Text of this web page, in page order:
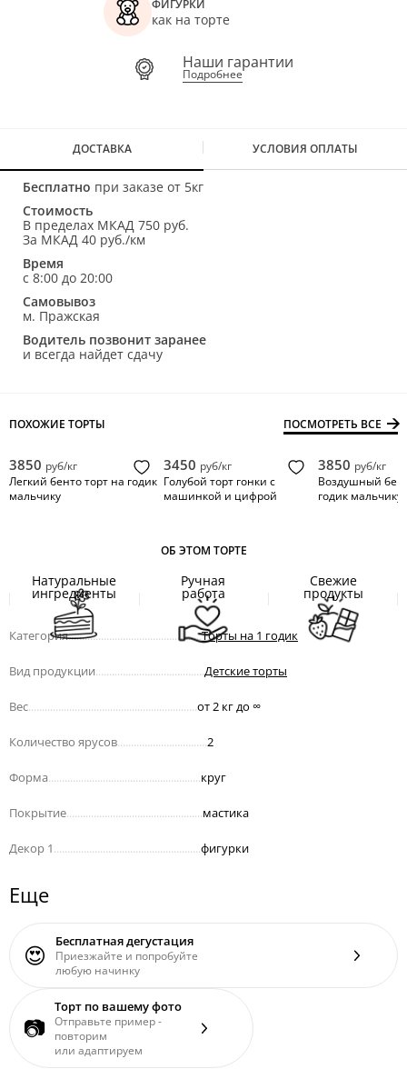
ФИГУРКИ
как на торте
Наши гарантии
Подробнее
ДОСТАВКА УСЛОВИЯ ОПЛАТЫ
Бесплатно при заказе от 5кг
Стоимость
В пределах МКАД 750 руб.
За МКАД 40 руб./км
Время
с 8:00 до 20:00
Самовывоз
м. Пражская
Водитель позвонит заранее
и всегда найдет сдачу
ПОХОЖИЕ ТОРТЫ ПОСМОТРЕТЬ ВСЕ
3850 руб/кг
Легкий бенто торт на годик
мальчику
3450 руб/кг
Голубой торт гонки с
машинкой и цифрой
3850 руб/кг
Воздушный
годик мальчику
ОБ ЭТОМ ТОРТЕ
Натуральные
ингредиенты
Ручная
работа
Свежие
продукты
Категория.................................................Торты на 1 годик
Вид продукции Детские торты
Вес от 2 кг до ∞
Количество ярусов 2
Форма круг
Покрытие мастика
Декор 1 фигурки
Еще
😍 Бесплатная дегустация
Приезжайте и попробуйте
любую начинку
📷
Торт по вашему фото
Отправьте пример -
повторим
или адаптируем